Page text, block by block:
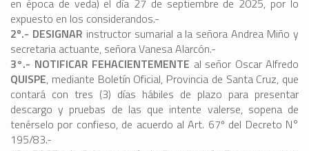
en época de veda) el día 27 de septiembre de 2025, por lo
expuesto en los considerandos.-
2º.- DESIGNAR instructor sumarial a la señora Andrea Miño y
secretaria actuante, señora Vanesa Alarcón.-
3°.- NOTIFICAR FEHACIENTEMENTE al señor Oscar Alfredo
QUISPE, mediante Boletín Oficial, Provincia de Santa Cruz, que
contará con tres (3) días hábiles de plazo para presentar
descargo y pruebas de las que intente valerse, sopena de
tenérselo por confieso, de acuerdo al Art. 67º del Decreto N°
195/83.-